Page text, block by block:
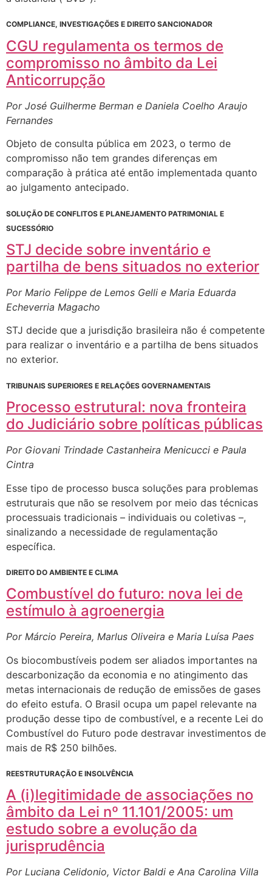
COMPLIANCE, INVESTIGAÇÕES E DIREITO SANCIONADOR
CGU regulamenta os termos de
compromisso no âmbito da Lei
Anticorrupção
Por José Guilherme Berman e Daniela Coelho Araujo
Fernandes
Objeto de consulta pública em 2023, o termo de
compromisso não tem grandes diferenças em
comparação à prática até então implementada quanto
ao julgamento antecipado.
SOLUÇÃO DE CONFLITOS E PLANEJAMENTO PATRIMONIAL E
SUCESSÓRIO
STJ decide sobre inventário e
partilha de bens situados no exterior
Por Mario Felippe de Lemos Gelli e Maria Eduarda
Echeverria Magacho
STJ decide que a jurisdição brasileira não é competente
para realizar o inventário e a partilha de bens situados
no exterior.
TRIBUNAIS SUPERIORES E RELAÇÕES GOVERNAMENTAIS
Processo estrutural: nova fronteira
do Judiciário sobre políticas públicas
Por Giovani Trindade Castanheira Menicucci e Paula
Cintra
Esse tipo de processo busca soluções para problemas
estruturais que não se resolvem por meio das técnicas
processuais tradicionais – individuais ou coletivas –,
sinalizando a necessidade de regulamentação
específica.
DIREITO DO AMBIENTE E CLIMA
Combustível do futuro: nova lei de
estímulo à agroenergia
Por Márcio Pereira, Marlus Oliveira e Maria Luísa Paes
Os biocombustíveis podem ser aliados importantes na
descarbonização da economia e no atingimento das
metas internacionais de redução de emissões de gases
do efeito estufa. O Brasil ocupa um papel relevante na
produção desse tipo de combustível, e a recente Lei do
Combustível do Futuro pode destravar investimentos de
mais de R$ 250 bilhões.
REESTRUTURAÇÃO E INSOLVÊNCIA
A (i)legitimidade de associações no
âmbito da Lei nº 11.101/2005: um
estudo sobre a evolução da
jurisprudência
Por Luciana Celidonio, Victor Baldi e Ana Carolina Villa